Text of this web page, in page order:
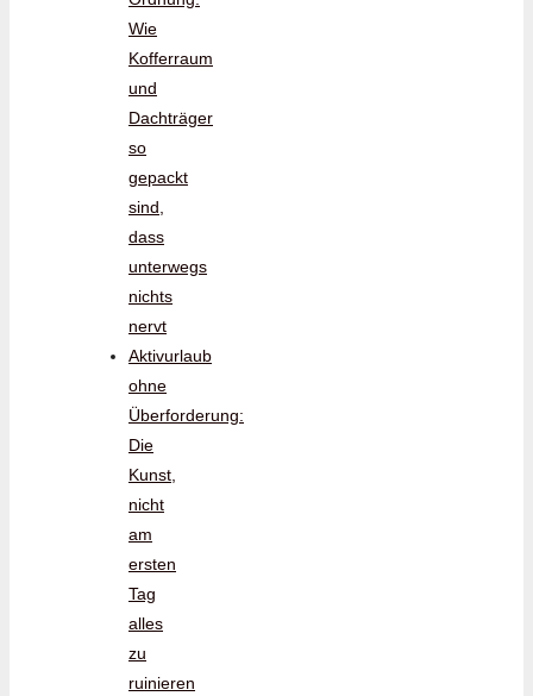
Wie
Kofferraum
und
Dachträger
so
gepackt
sind,
dass
unterwegs
nichts
nervt
Aktivurlaub
ohne
Überforderung:
Die
Kunst,
nicht
am
ersten
Tag
alles
zu
ruinieren